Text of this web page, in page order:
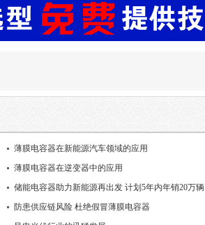
薄膜电容器在新能源汽车领域的应用
薄膜电容器在逆变器中的应用
储能电容器助力新能源再出发 计划5年内年销20万辆
防患供应链风险 杜绝假冒薄膜电容器